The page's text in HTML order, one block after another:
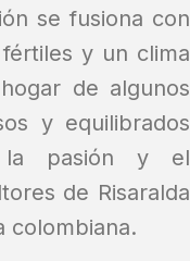
se fusiona con
y un clima
de algunos
y equilibrados
la pasión y el
de Risaralda
colombiana.